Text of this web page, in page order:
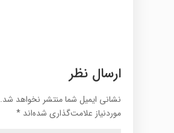
ارسال نظر
نشانی ایمیل شما منتشر نخواهد شد.
موردنیاز علامت‌گذاری شده‌اند *